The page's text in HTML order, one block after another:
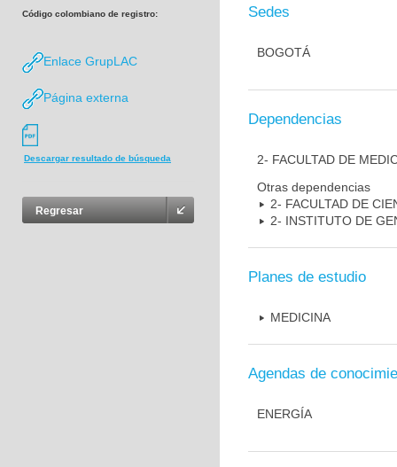
Código colombiano de registro:
Enlace GrupLAC
Página externa
Descargar resultado de búsqueda
Regresar
Sedes
BOGOTÁ
Dependencias
2- FACULTAD DE
Otras dependencias
2- FACULTAD DE
2- INSTITUTO DE
Planes de estudio
MEDICINA
Agendas de
ENERGÍA